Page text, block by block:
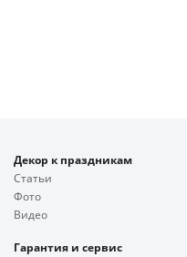
Декор к праздникам
Статьи
Фото
Видео
Гарантия и сервис